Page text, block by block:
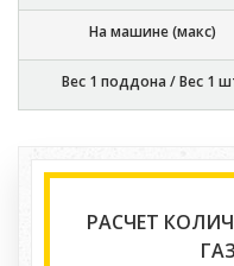
На машине (макс)
Вес 1 поддона / Вес 1
РАСЧЕТ